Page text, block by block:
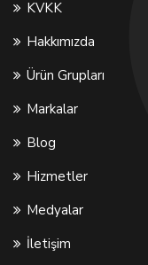
KVKK
Hakkımızda
Ürün Grupları
Markalar
Blog
Hizmetler
Medyalar
İletişim